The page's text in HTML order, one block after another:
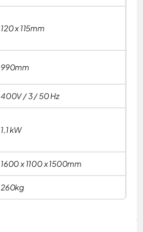
120 x 115mm
990mm
400V / 3 / 50 Hz
1,1 kW
1600 x 1100 x 1500mm
260kg